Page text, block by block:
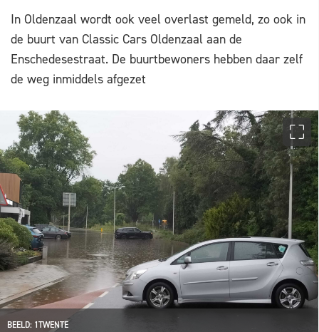
In Oldenzaal wordt ook veel overlast gemeld, zo ook in
de buurt van Classic Cars Oldenzaal aan de
Enschedesestraat. De buurtbewoners hebben daar zelf
de weg inmiddels afgezet
BEELD: 1TWENTE